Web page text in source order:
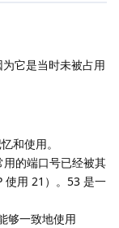
它是当时未被占用
和使用。
用的端口号已经被其
使用 21）。53 是一
够一致地使用